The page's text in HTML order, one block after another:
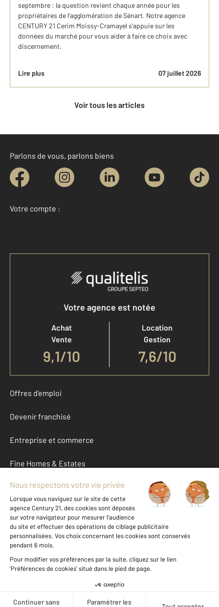
septembre : la question revient chaque année pour les
propriétaires de l'agglomération de Sénart. Notre agence
CENTURY 21 Cerim Moissy-Cramayel s'appuie sur les
données du marché pour vous aider à faire ce choix avec
discernement.
Lire plus 07 juillet 2026
Voir tous les articles
Parlons de vous, parlons biens
Votre compte :
Accéder à mon compte
Votre agence est notée
Achat
Vente
9,1/10
Location
Gestion
7,6/10
Offres d'emploi
Devenir franchisé
Entreprise et commerce
Fine Homes & Estates
À propos
International
Nous contacter
Données personnelles
Gestionnaire des cookies